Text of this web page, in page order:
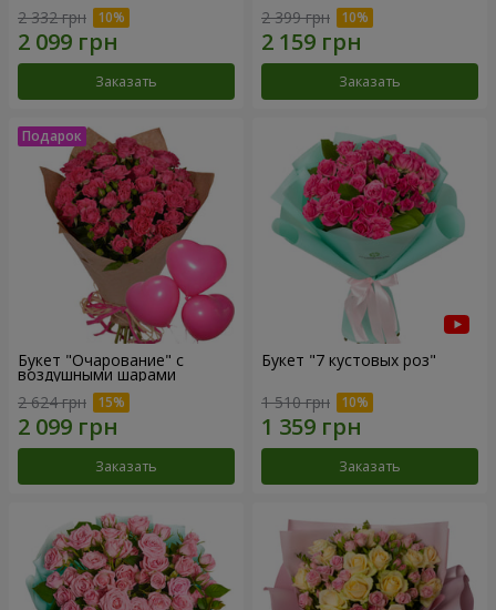
2 332 грн
Заказать
2 399 грн
Заказать
Букет "Очарование" с
воздушными шарами
2 624 грн
Заказать
Букет "7 кустовых роз"
1 510 грн
Заказать